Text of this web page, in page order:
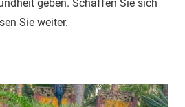
geben. Schaffen Sie sich
Sie weiter.